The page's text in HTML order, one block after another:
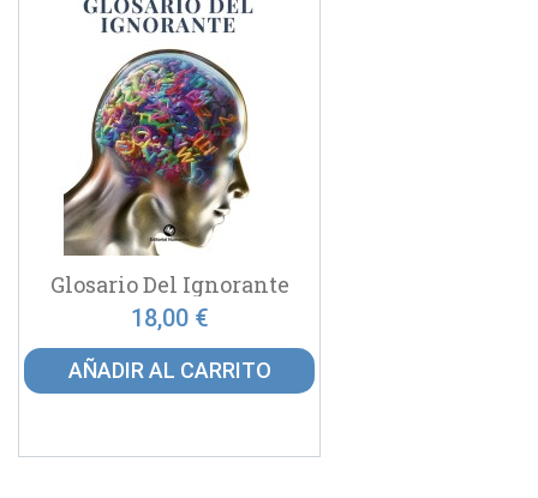
Glosario Del Ignorante
18,00 €
AÑADIR AL CARRITO